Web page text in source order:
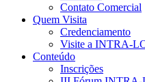
Contato Comercial
Quem Visita
Credenciamento
Visite a INTRA-
Conteúdo
Inscrições